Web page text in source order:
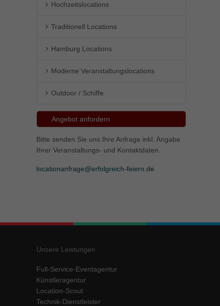
Hochzeitslocations
Traditionell Locations
Hamburg Locations
Moderne Veranstaltungslocations
Outdoor / Schiffe
Angebot anfordern
Bitte senden Sie uns Ihre Anfrage inkl. Angabe
Ihrer Veranstaltungs- und Kontaktdaten.
locationanfrage@erfolgreich-feiern.de
Unsere Leistungen
Full-Service-Eventagentur
Künstleragentur
Location-Scout
Technik-Dienstleister